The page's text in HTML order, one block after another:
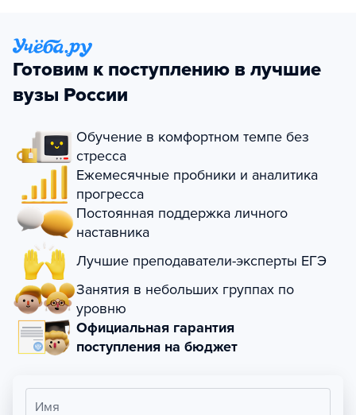
Готовим к поступлению в лучшие
вузы России
Обучение в комфортном темпе без
стресса
Ежемесячные пробники и аналитика
прогресса
Постоянная поддержка личного
наставника
Лучшие преподаватели-эксперты ЕГЭ
Занятия в небольших группах по
уровню
Официальная гарантия
поступления на бюджет
Имя